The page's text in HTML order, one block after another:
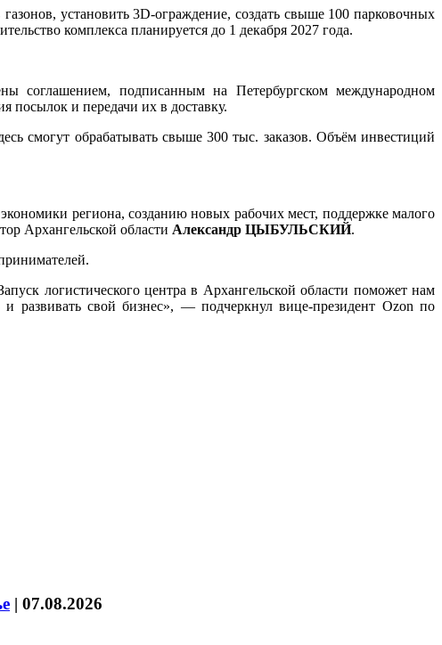
установить 3D-ограждение, создать свыше 100 парковочных
комплекса планируется до 1 декабря 2027 года.
соглашением, подписанным на Петербургском международном
посылок и передачи их в доставку.
смогут обрабатывать свыше 300 тыс. заказов. Объём инвестиций
региона, созданию новых рабочих мест, поддержке малого
Архангельской области Александр ЦЫБУЛЬСКИЙ.
логистического центра в Архангельской области поможет нам
развивать свой бизнес», — подчеркнул вице-президент Ozon по
| 07.08.2026